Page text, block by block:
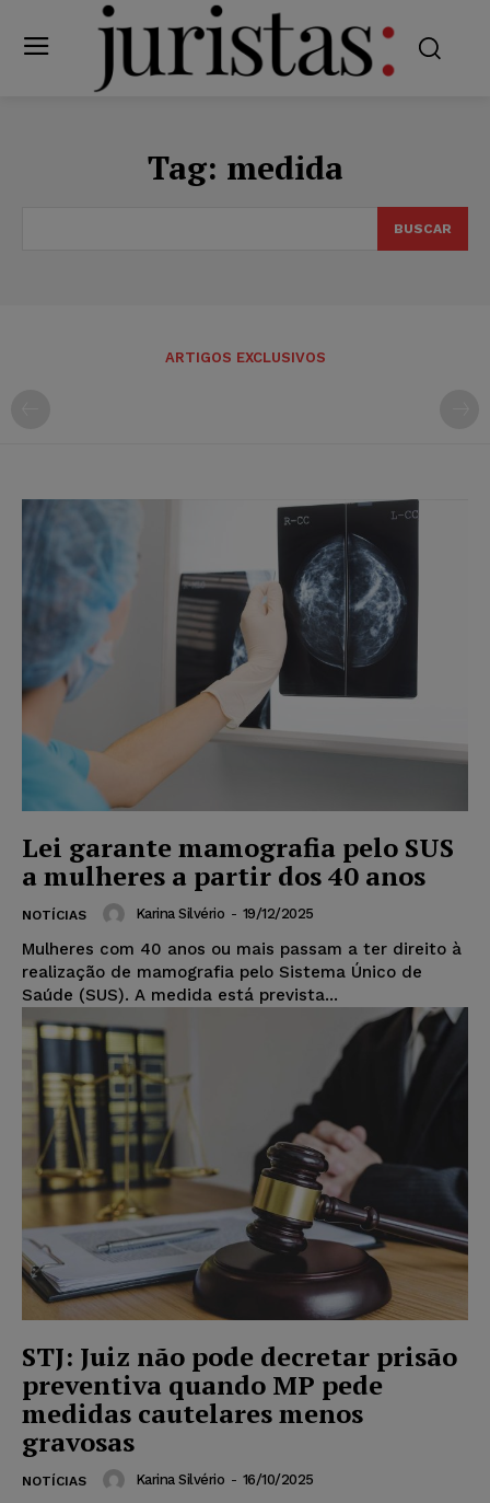
Tag: medida
BUSCAR
ARTIGOS EXCLUSIVOS
Lei garante mamografia pelo SUS
a mulheres a partir dos 40 anos
NOTÍCIAS Karina Silvério - 19/12/2025
Mulheres com 40 anos ou mais passam a ter direito à
realização de mamografia pelo Sistema Único de
Saúde (SUS). A medida está prevista...
STJ: Juiz não pode decretar prisão
preventiva quando MP pede
medidas cautelares menos
gravosas
NOTÍCIAS Karina Silvério - 16/10/2025